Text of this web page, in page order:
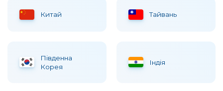
Китай Тайвань
Пiвденна
Корея
Iндiя